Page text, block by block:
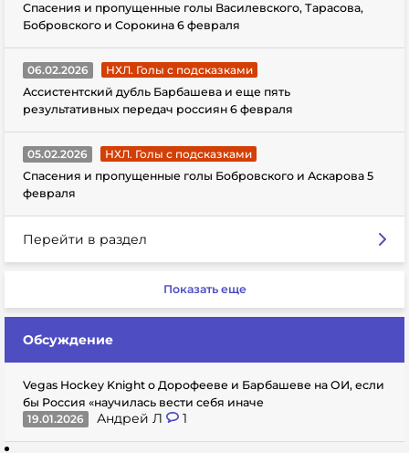
Спасения и пропущенные голы Василевского, Тарасова,
Бобровского и Сорокина 6 февраля
06.02.2026
НХЛ. Голы с подсказками
Ассистентский дубль Барбашева и еще пять
результативных передач россиян 6 февраля
05.02.2026
НХЛ. Голы с подсказками
Спасения и пропущенные голы Бобровского и Аскарова 5
февраля
Перейти в раздел
Показать еще
Обсуждение
Vegas Hockey Knight о Дорофееве и Барбашеве на ОИ, если
бы Россия «научилась вести себя иначе
19.01.2026
Андрей Л 1